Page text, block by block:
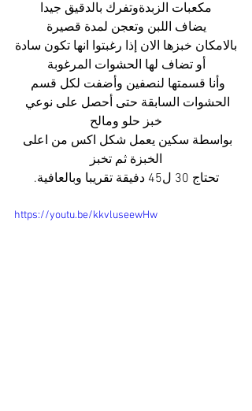
مكعبات الزبدةوتفرك بالدقيق جيدا
يضاف اللبن وتعجن لمدة قصيرة
بالامكان خبزها الان إذا رغبتوا انها تكون سادة
أو تضاف لها الحشوات المرغوبة
وأنا قسمتها لنصفين وأضفت لكل قسم
الحشوات السابقة حتى أحصل على نوعي
خبز حلو ومالح
بواسطة سكين يعمل شكل اكس من اعلى
الخبزة ثم تخبز
تحتاج 30 ل45 دفيقة تقريبا وبالعافية.
https://youtu.be/kkvluseewHw